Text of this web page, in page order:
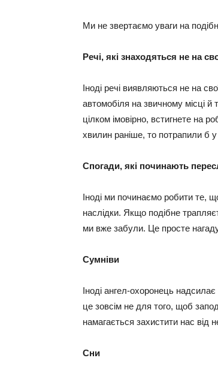
Ми не звертаємо уваги на
Речі, які знаходяться не на
Іноді речі виявляються не на
автомобіля на звичному місці й
цілком імовірно, встигнете на
хвилин раніше, то потрапили б
Спогади, які починають
Іноді ми починаємо робити те,
наслідки. Якщо подібне
ми вже забули. Це просте
Сумніви
Іноді ангел-охоронець
це зовсім не для того, щоб
намагається захистити нас від
Сни